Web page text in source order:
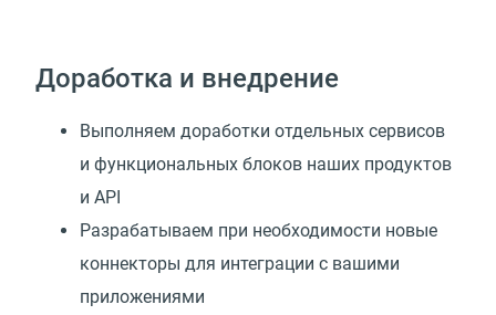
Доработка и внедрение
Выполняем доработки отдельных сервисов
и функциональных блоков наших продуктов
и API
Разрабатываем при необходимости новые
коннекторы для интеграции с вашими
приложениями